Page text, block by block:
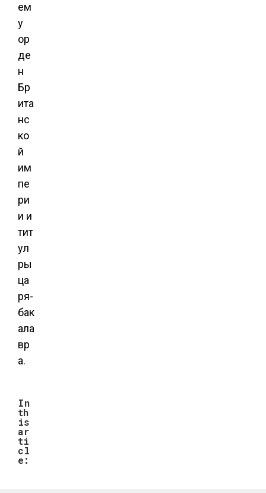
ем
у
ор
де
н
Бр
ита
нс
ко
й
им
пе
ри
и и
тит
ул
ры
ца
ря-
бак
ала
вр
а.
In
th
is
ar
ti
cl
e: